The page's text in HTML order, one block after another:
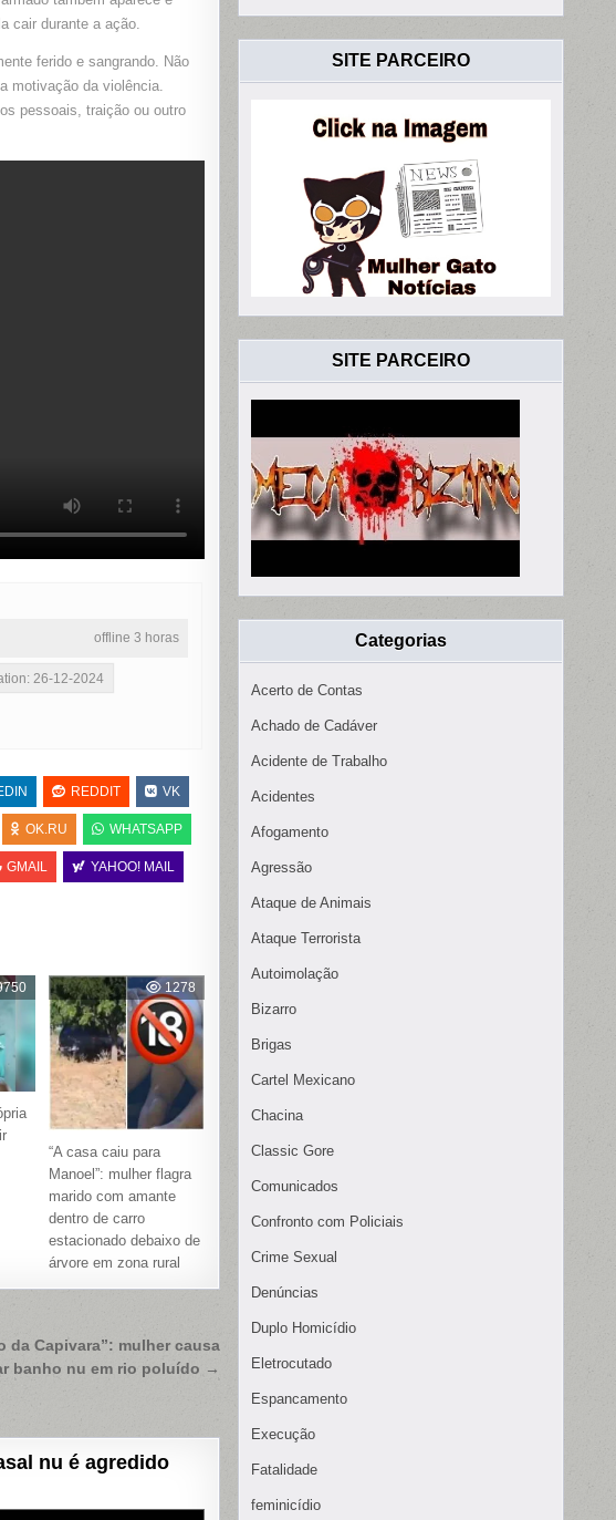
INVADIDA
cair durante a ação.
ferido e sangrando. Não
motivação da violência.
pessoais, traição ou outro
offline 3 horas
26-12-2024
REDDIT VK
OK.RU WHATSAPP
GMAIL YAHOO! MAIL
1278
“A casa caiu para
Manoel”: mulher flagra
marido com amante
dentro de carro
estacionado debaixo de
árvore em zona rural
Capivara”: mulher causa
banho nu em rio poluído →
nu é agredido
SITE PARCEIRO
SITE PARCEIRO
Categorias
Acerto de Contas
Achado de Cadáver
Acidente de Trabalho
Acidentes
Afogamento
Agressão
Ataque de Animais
Ataque Terrorista
Autoimolação
Bizarro
Brigas
Cartel Mexicano
Chacina
Classic Gore
Comunicados
Confronto com Policiais
Crime Sexual
Denúncias
Duplo Homicídio
Eletrocutado
Espancamento
Execução
Fatalidade
feminicídio